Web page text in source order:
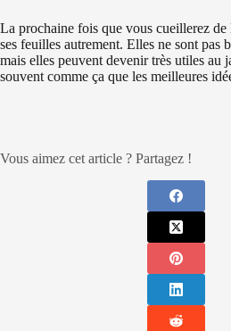
La prochaine fois que vous cueillerez de
ses feuilles autrement. Elles ne sont pas
mais elles peuvent devenir très utiles au
souvent comme ça que les meilleures
Vous aimez cet article ? Partagez !